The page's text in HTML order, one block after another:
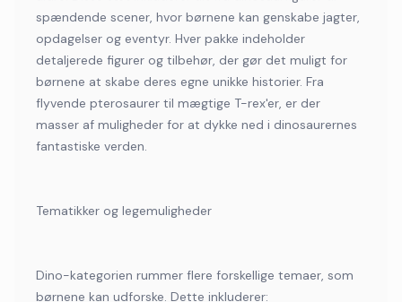
spændende scener, hvor børnene kan genskabe jagter,
opdagelser og eventyr. Hver pakke indeholder
detaljerede figurer og tilbehør, der gør det muligt for
børnene at skabe deres egne unikke historier. Fra
flyvende pterosaurer til mægtige T-rex'er, er der
masser af muligheder for at dykke ned i dinosaurernes
fantastiske verden.
Tematikker og legemuligheder
Dino-kategorien rummer flere forskellige temaer, som
børnene kan udforske. Dette inkluderer: